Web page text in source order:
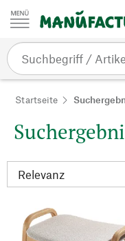
Zum Inhalt springen
Startseite